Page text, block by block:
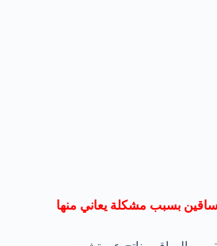
بسبب مشكلة يعاني منها